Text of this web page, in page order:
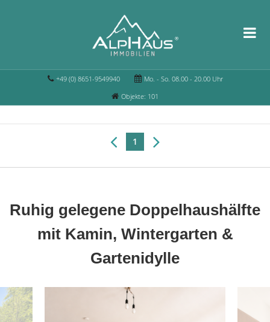
+49 (0) 8651-9549940
Mo. - So. 08.00 - 20.00 Uhr
Objekte: 101
1
Ruhig gelegene Doppelhaushälfte
mit Kamin, Wintergarten &
Gartenidylle